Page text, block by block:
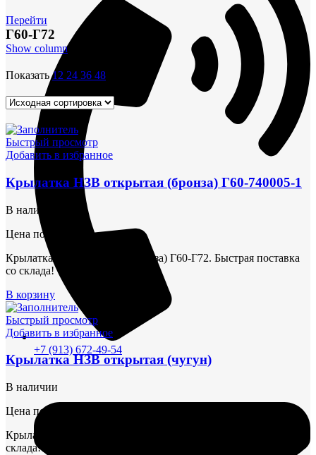
+7 (913) 672-49-54
Перейти
Г60-Г72
Show column
Показать12 24 36 48
Быстрый просмотр
Добавить в избранное
Крылатка НЗВ открытая (бронза) Г60-740005-1
В наличии
Цена по запросу
Крылатка НЗВ открытая (бронза) Г60-Г72. Быстрая поставка
со склада!
В корзину
Быстрый просмотр
Добавить в избранное
Крылатка НЗВ открытая (чугун)
В наличии
Цена по запросу
Крылатка НЗВ открытая (чугун) Г60-Г72. Быстрая поставка со
склада!